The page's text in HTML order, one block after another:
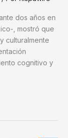
dos años en
, mostró que
culturalmente
cognitivo y